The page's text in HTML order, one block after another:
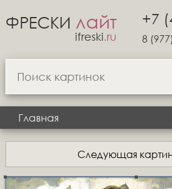
ФРЕСКИ лайт
ifreski.ru
+7
8
Главная
Следующая